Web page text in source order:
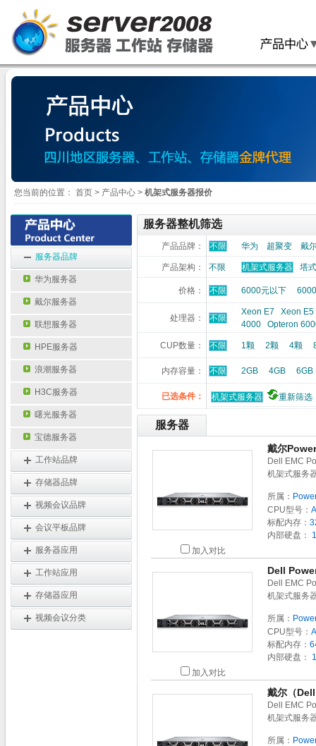
您当前的位置： 首页 > 产品中心 > 机架式服务器报价
服务器品牌
华为服务器
戴尔服务器
联想服务器
HPE服务器
浪潮服务器
H3C服务器
曙光服务器
宝德服务器
工作站品牌
存储器品牌
视频会议品牌
会议平板品牌
服务器应用
工作站应用
存储器应用
视频会议分类
服务器整机筛选
产品品牌： 不限 华为 超聚变 戴
产品架构： 不限 机架式服务器 塔
价格： 不限 6000元以下
处理器： 不限
Xeon E7
Xeon E5
4000
Opteron
CUP数量： 不限 1颗 2颗 4颗
内存容量： 不限 2GB 4GB 6GB
已选条件： 机架式服务器 重新筛选
服务器
加入对比
戴尔
Dell EMC
机架式服务
所属：
CPU型号：
标配内存：
内部硬盘：
加入对比
Dell
Dell EMC
机架式服务
所属：
CPU型号：
标配内存：
内部硬盘：
戴尔（
Dell EMC
机架式服务
所属：